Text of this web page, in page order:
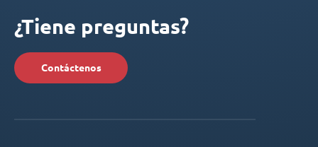
¿Tiene preguntas?
Contáctenos